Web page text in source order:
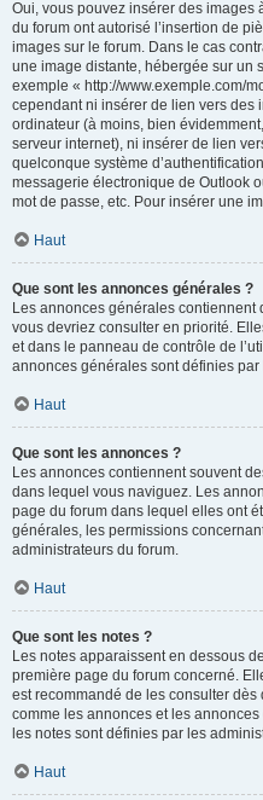
Oui, vous pouvez insérer des images
du forum ont autorisé l’insertion de
images sur le forum. Dans le cas
une image distante, hébergée sur un
exemple « http://www.exemple.com/
cependant ni insérer de lien vers des
ordinateur (à moins, bien
serveur internet), ni insérer de lien
quelconque système
messagerie électronique de Outlook
mot de passe, etc. Pour insérer une
Haut
Que sont les annonces générales ?
Les annonces générales contiennent
vous devriez consulter en priorité.
et dans le panneau de contrôle de
annonces générales sont définies
Haut
Que sont les annonces ?
Les annonces contiennent souvent
dans lequel vous naviguez. Les
page du forum dans lequel elles ont
générales, les permissions
administrateurs du forum.
Haut
Que sont les notes ?
Les notes apparaissent en dessous
première page du forum concerné.
est recommandé de les consulter
comme les annonces et les
les notes sont définies par les
Haut